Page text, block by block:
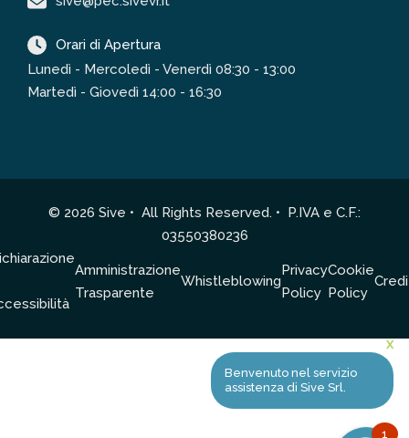
Orari di Apertura
Lunedì - Mercoledì - Venerdì 08:30 - 13:00
Martedì - Giovedì 14:00 - 16:30
© 2026 Sive • All Rights Reserved. • P.IVA e C.F.:
03550380236
Amministrazione
Trasparente
Whistleblowing
Privacy
Policy
Cookie
Policy
1
X
Benvenuto nel servizio
assistenza di Sive Srl.